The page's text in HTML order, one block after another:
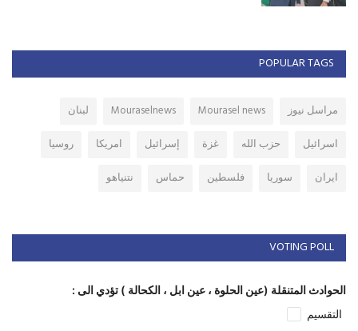
POPULAR TAGS
مراسل نيوز Mourasel news
Mouraselnews
لبنان
اسرائيل
حزب الله غزة إسرائيل امريكا
روسيا
ايران
سوريا فلسطين حماس نتنياهو
VOTING POLL
الحوادث المتنقلة (عين الحلوة ، عين ابل ، الكحالة ) تؤدي الى :
التقسيم